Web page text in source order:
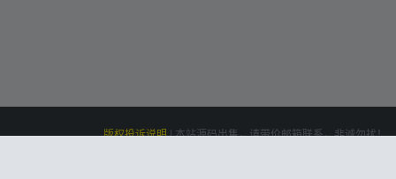
版权投诉说明|本站源码出售，请带价邮箱联系，非诚勿扰！